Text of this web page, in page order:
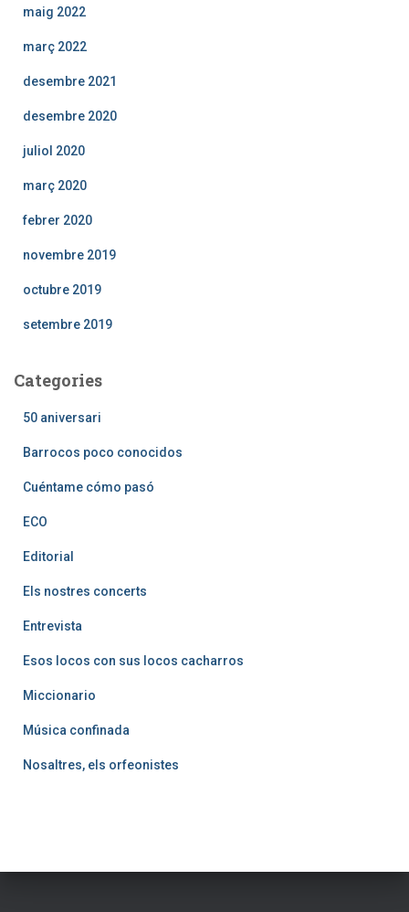
maig 2022
març 2022
desembre 2021
desembre 2020
juliol 2020
març 2020
febrer 2020
novembre 2019
octubre 2019
setembre 2019
Categories
50 aniversari
Barrocos poco conocidos
Cuéntame cómo pasó
ECO
Editorial
Els nostres concerts
Entrevista
Esos locos con sus locos cacharros
Miccionario
Música confinada
Nosaltres, els orfeonistes